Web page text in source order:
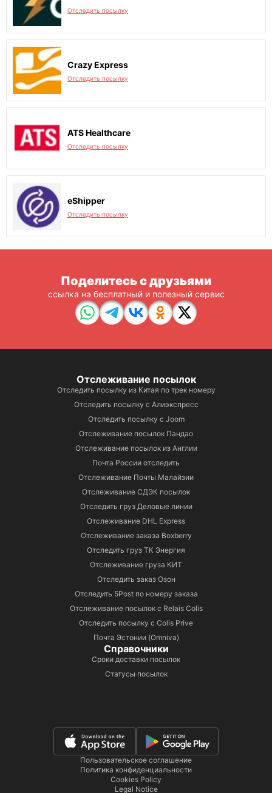
Отследить посылку
Crazy Express
Отследить посылку
ATS Healthcare
Отследить посылку
eShipper
Отследить посылку
Поделитесь с друзьями
ссылка на бесплатный и полезный сервис
Отслеживание посылок
Отследить посылку из Китая по трек номеру
Отследить посылку с Алиэкспресс
Отследить посылку с Joom
Отслеживание посылок Пандао
Отслеживание посылок из Англии
Почта России отследить
Отслеживание Почты Малайзии
Отслеживание СДЭК посылок
Отследить груз Деловые линии
Отслеживание DHL Express
Отслеживание заказа Boxberry
Отследить груз ТК Энергия
Отслеживание груза КИТ
Отследить заказ Озон
Отследить 5Post по номеру заказа
Отслеживание посылок с Relais Colis
Отследить посылку с Colis Prive
Почта Эстонии (Omniva)
Справочники
Сроки доставки посылок
Статусы посылок
Пользовательское соглашение
Политика конфиденциальности
Cookies Policy
Legal Notice